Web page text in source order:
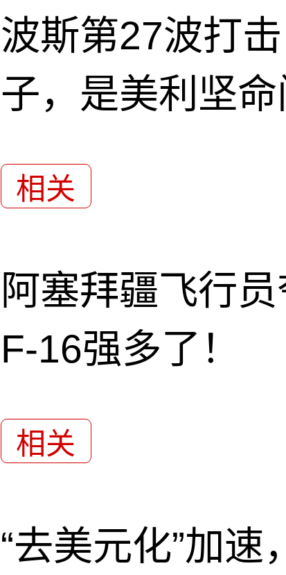
波斯第27波打
子，是美利坚
相关
阿塞拜疆飞行
F-16强多了！
相关
“去美元化”加